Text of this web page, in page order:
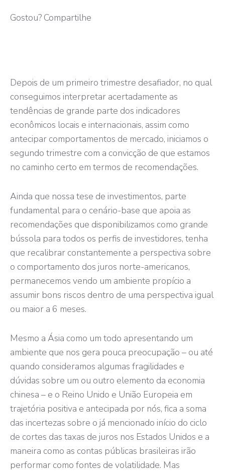
Gostou? Compartilhe
Depois de um primeiro trimestre desafiador, no qual
conseguimos interpretar acertadamente as
tendências de grande parte dos indicadores
econômicos locais e internacionais, assim como
antecipar comportamentos de mercado, iniciamos o
segundo trimestre com a convicção de que estamos
no caminho certo em termos de recomendações.
Ainda que nossa tese de investimentos, parte
fundamental para o cenário-base que apoia as
recomendações que disponibilizamos como grande
bússola para todos os perfis de investidores, tenha
que recalibrar constantemente a perspectiva sobre
o comportamento dos juros norte-americanos,
permanecemos vendo um ambiente propício a
assumir bons riscos dentro de uma perspectiva igual
ou maior a 6 meses.
Mesmo a Ásia como um todo apresentando um
ambiente que nos gera pouca preocupação – ou até
quando consideramos algumas fragilidades e
dúvidas sobre um ou outro elemento da economia
chinesa – e o Reino Unido e União Europeia em
trajetória positiva e antecipada por nós, fica a soma
das incertezas sobre o já mencionado início do ciclo
de cortes das taxas de juros nos Estados Unidos e a
maneira como as contas públicas brasileiras irão
performar como fontes de volatilidade. Mas